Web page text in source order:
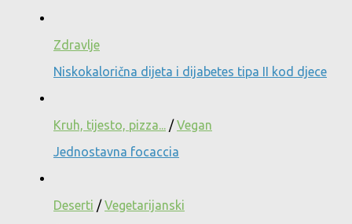
Zdravlje
Niskokalorična dijeta i dijabetes tipa II kod djece
Kruh, tijesto, pizza... /Vegan
Jednostavna focaccia
Deserti /Vegetarijanski